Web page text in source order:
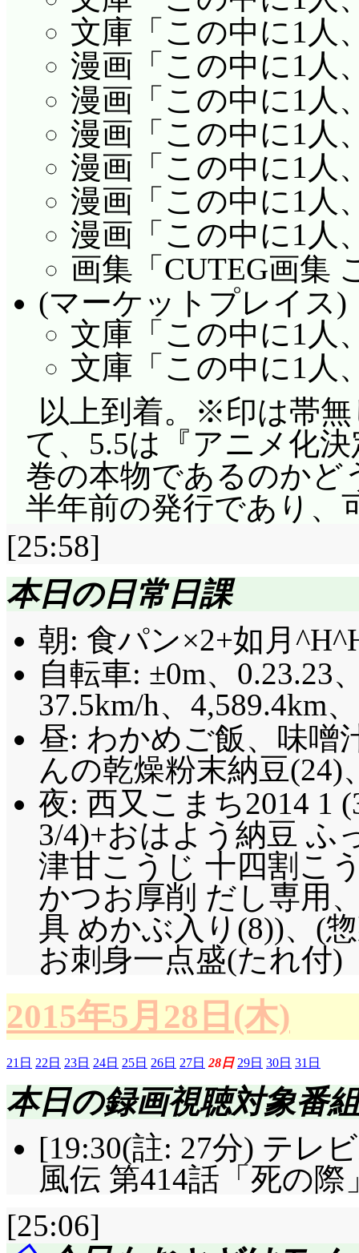
新しい相撲部「見合
も、元がオタクだか
クであること前提の
舞子もボケ潰しした
心春、萌舞子……「カ
えー、腕が痙攣して
が(違)
新しい相撲部「部員
して寝る時はナイト
りアンダーの方が大
っか、試合の時丸出
(^^;;; 「だって上半身
ルダーはドイツの歩
水泳部「年に一度、
メンだらけの水泳大
に行く!」即答する心
て言うと、こはるん
待するところですよ
深掘れ: 鼻に丸い物
て鼻に詰めて取れな
人の実話!? 「ブック
ら」厚紙だよねそれ
くて」紙でなくても
り消しとか(大違)。「
だしたら、こはるん
しかけに来てくれる
めましたけど、全然
来週のドーン: 萌舞子
いて）ー!」もしかし
ていうキャラが付いた
文庫「この中に1
漫画「この中に1
漫画「この中に1
漫画「この中に1人
漫画「この中に1人
漫画「この中に1人
漫画「この中に1人
画集「CUTEG画集
(マーケットプレイス)
文庫「この中に1人
文庫「この中に1人
以上到着。※印は帯
て、5.5は『アニメ化
巻の本物であるのかど
半年前の発行であり、
[25:58]
本日の日常日課
朝: 食パン×2+如月
自転車: ±0m、0.23.23
37.5km/h、4,589.4km
昼: わかめご飯、味噌
んの乾燥粉末納豆(24)
夜: 西又こまち2014 1
3/4)+おはよう納豆 ふ
津甘こうじ 十四割こ
かつお厚削 だし専用
具 めかぶ入り(8))、(
お刺身一点盛(たれ付)
2015年5月28日(木)
21日 22日 23日 24日 25日 26日 27日 28日 29日 30日 31日
本日の録画視聴対象番組
[19:30(註: 27分) テレ
風伝 第414話「死の
[25:06]